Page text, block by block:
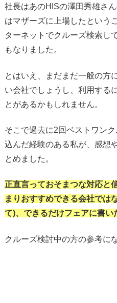
社長はあのHISの澤田秀雄さ
はマザーズに上場したという
ターネットでクルーズ検索し
もなりました。
とはいえ、まだまだ一般の方
い会社でしょうし、利用する
とがあるかもしれません。
そこで過去に2回ベストワン
込んだ経験のある私が、感想
とめました。
正直言っておそまつな対応と
まりおすすめできる会社では
て)、できるだけフェアに書い
クルーズ検討中の方の参考に